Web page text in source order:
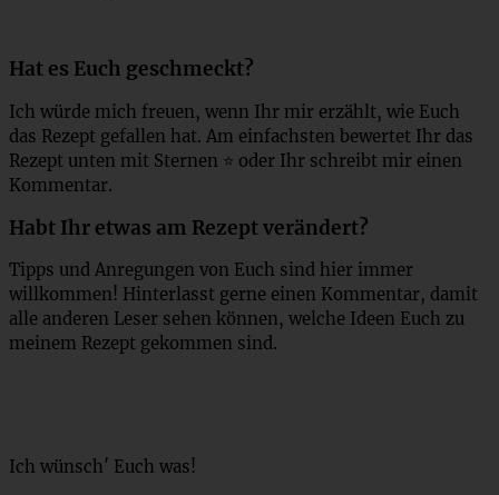
Hat es Euch geschmeckt?
Ich würde mich freuen, wenn Ihr mir erzählt, wie Euch
das Rezept gefallen hat. Am einfachsten bewertet Ihr das
Rezept unten mit Sternen ⭐ oder Ihr schreibt mir einen
Kommentar.
Habt Ihr etwas am Rezept verändert?
Tipps und Anregungen von Euch sind hier immer
willkommen! Hinterlasst gerne einen Kommentar, damit
alle anderen Leser sehen können, welche Ideen Euch zu
meinem Rezept gekommen sind.
Ich wünsch′ Euch was!